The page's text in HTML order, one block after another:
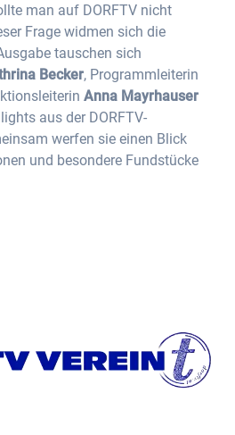
man auf DORFTV nicht
Frage widmen sich die
tauschen sich
Becker, Programmleiterin
Anna Mayrhauser
aus der DORFTV-
werfen sie einen Blick
und besondere Fundstücke